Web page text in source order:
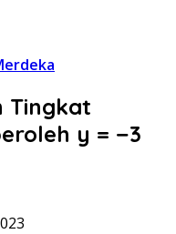
Tingkat
y = −3